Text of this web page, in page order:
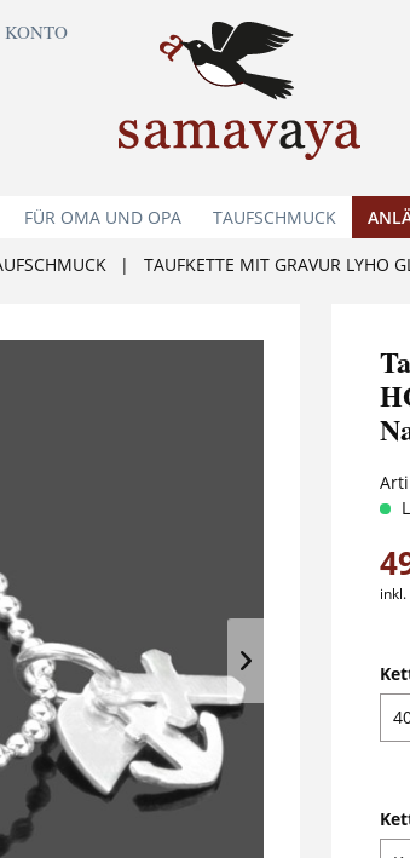
FÜR OMA UND OPA TAUFSCHMUCK
| TAUFKETTE MIT GRAVUR LYHO